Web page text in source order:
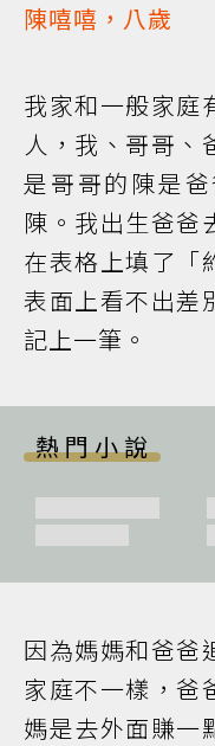
陳嘻嘻，八歲
我家和一般家庭
人，我、哥哥、
是哥哥的陳是
陳。我出生爸爸
在表格上填了「
表面上看不出差
記上一筆。
熱門小說
因為媽媽和爸爸
家庭不一樣，爸
媽是去外面賺一